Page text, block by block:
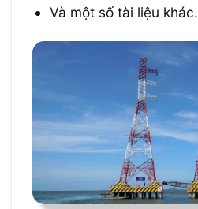
Và một số tài liệu khác.